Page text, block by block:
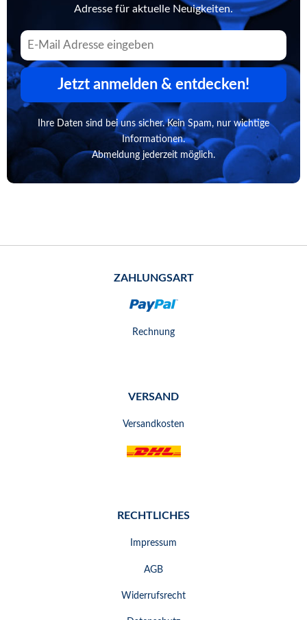
Adresse für aktuelle Neuigkeiten.
Jetzt anmelden & entdecken!
Ihre Daten sind bei uns sicher. Kein Spam, nur wichtige
Informationen.
Abmeldung jederzeit möglich.
ZAHLUNGSART
Rechnung
VERSAND
Versandkosten
RECHTLICHES
Impressum
AGB
Widerrufsrecht